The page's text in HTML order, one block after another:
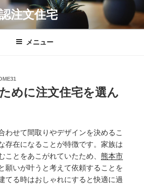
注文住宅
メニュー
めに注文住宅を選ん
わせて間取りやデザインを決めるこ
存在になることが特徴です。家族は
ことをあこがれていたため、 熊本市
願いが叶うと考えて依頼することを
てる時はおしゃれにすると快適に過